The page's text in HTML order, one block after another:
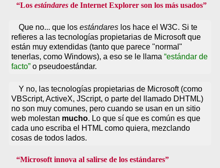
Los estándaresde Internet Explorer son los más usados
Que no... que los estándareslos hace el W3C. Si te
refieres a las tecnologías propietarias de Microsoft que
están muy extendidas (tanto que parece "normal"
tenerlas, como Windows), a eso se le llama estándar de
facto o pseudoestándar.
Y no, las tecnologías propietarias de Microsoft (como
VBScript, ActiveX, JScript, o parte del llamado DHTML)
no son muy comunes, pero cuando se usan en un sitio
web molestan mucho. Lo que sí que es común es que
cada uno escriba el HTML como quiera, mezclando
cosas de todos lados.
Microsoft innova al salirse de los estándares